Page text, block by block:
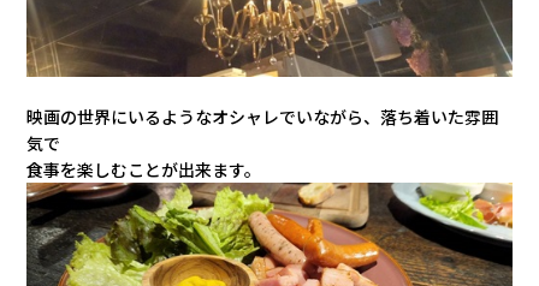
映画の世界にいるようなオシャレでいながら、落ち着いた雰囲
気で
食事を楽しむことが出来ます。